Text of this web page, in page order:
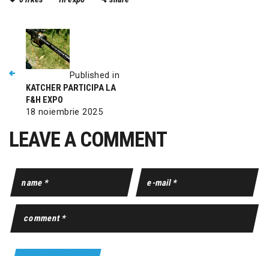
Published in
KATCHER PARTICIPA LA
F&H EXPO
18 noiembrie 2025
LEAVE A COMMENT